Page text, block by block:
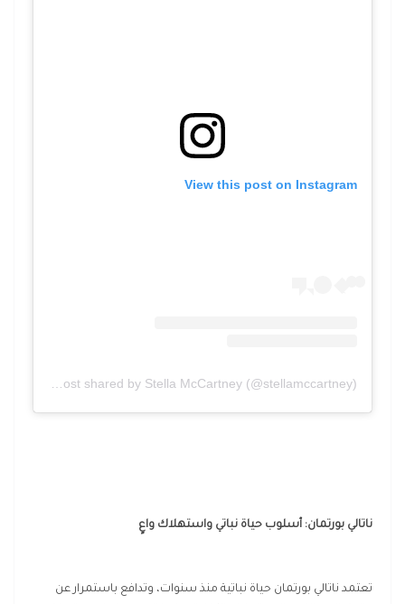
View this post on Instagram
A post shared by Stella McCartney (@stellamccartney)
ناتالي بورتمان: أسلوب حياة نباتي واستهلاك واعٍ
تعتمد ناتالي بورتمان حياة نباتية منذ سنوات، وتدافع باستمرار عن